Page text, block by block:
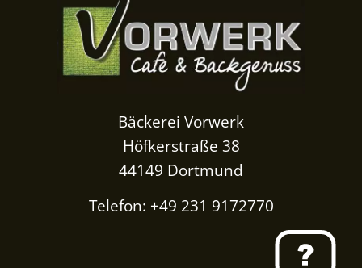
Bäckerei Vorwerk
Höfkerstraße 38
44149 Dortmund
Telefon: +49 231 9172770